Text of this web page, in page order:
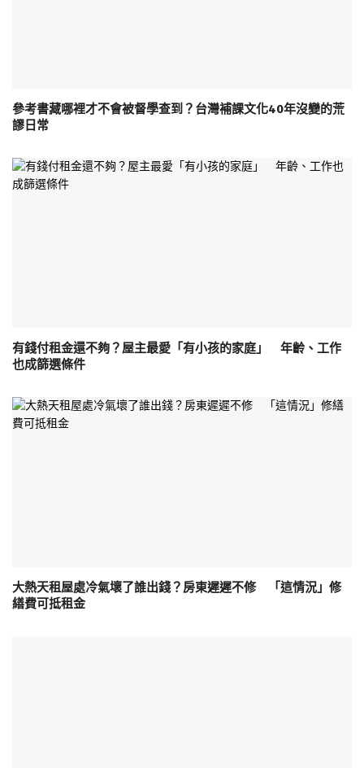
參考書藏哪裡才不會被督學查到？台灣補課文化40年沒變的荒
謬日常
有錢付租金還不夠？屋主最愛「有小孩的家庭」 年齡、工作
也成篩選條件
大熱天租屋處冷氣壞了誰出錢？房東遲遲不修 「這情況」修
繕費可抵租金